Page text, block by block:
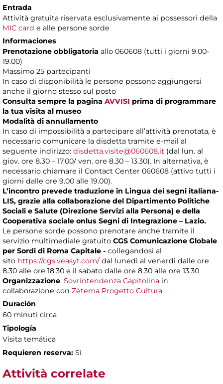
Entrada
Attività gratuita riservata esclusivamente ai possessori della
MIC card e alle persone sorde
Informaciones
Prenotazione obbligatoria allo 060608 (tutti i giorni 9.00-
19.00)
Massimo 25 partecipanti
In caso di disponibilità le persone possono aggiungersi
anche il giorno stesso sul posto
Consulta sempre la pagina AVVISI prima di programmare
la tua visita al museo
Modalità di annullamento
In caso di impossibilità a partecipare all’attività prenotata, è
necessario comunicare la disdetta tramite e-mail al
seguente indirizzo: disdetta.visite@060608.it (dal lun. al
giov. ore 8.30 – 17.00/ ven. ore 8.30 – 13.30). In alternativa, è
necessario chiamare il Contact Center 060608 (attivo tutti i
giorni dalle ore 9.00 alle 19.00).
L’incontro prevede traduzione in Lingua dei segni italiana-
LIS, grazie alla collaborazione del Dipartimento Politiche
Sociali e Salute (Direzione Servizi alla Persona) e della
Cooperativa sociale onlus Segni di Integrazione – Lazio.
Le persone sorde possono prenotare anche tramite il
servizio multimediale gratuito CGS Comunicazione Globale
per Sordi di Roma Capitale - collegandosi al
sito https://cgs.veasyt.com/dal lunedì al venerdì dalle ore
8.30 alle ore 18.30 e il sabato dalle ore 8.30 alle ore 13.30
Organizzazione: Sovrintendenza Capitolina in
collaborazione con Zètema Progetto Cultura
Duración
60 minuti circa
Tipología
Visita temática
Requieren reserva: Sì
Attività correlate